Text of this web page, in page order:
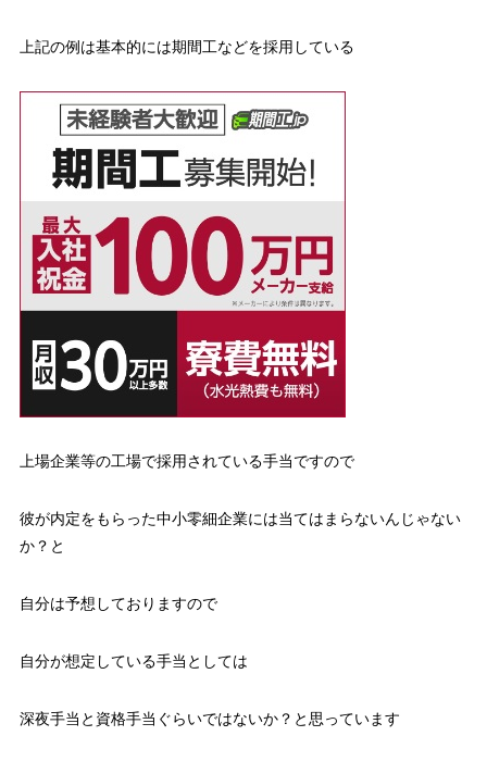
上記の例は基本的には期間工などを採用している
上場企業等の工場で採用されている手当ですので
彼が内定をもらった中小零細企業には当てはまらないんじゃない
か？と
自分は予想しておりますので
自分が想定している手当としては
深夜手当と資格手当ぐらいではないか？ と思っています